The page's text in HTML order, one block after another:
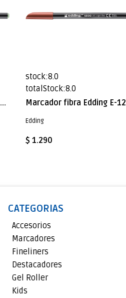
Marcador fibra Edding E-1200 Verde Pastel
stock:8.0
totalStock:8.0
Edding
$ 1.290
CATEGORIAS
Accesorios
Marcadores
Fineliners
Destacadores
Gel Roller
Kids